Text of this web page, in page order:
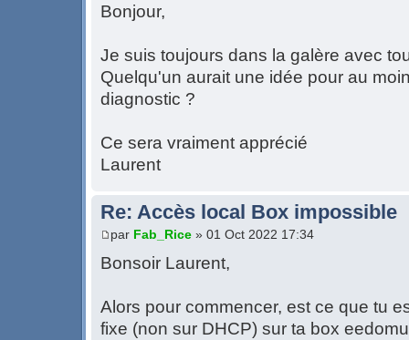
Bonjour,
Je suis toujours dans la galère avec
Quelqu'un aurait une idée pour au
diagnostic ?
Ce sera vraiment apprécié
Laurent
Re: Accès local Box impossible
par Fab_Rice » 01 Oct 2022 17:34
Bonsoir Laurent,
Alors pour commencer, est ce que tu
fixe (non sur DHCP) sur ta box